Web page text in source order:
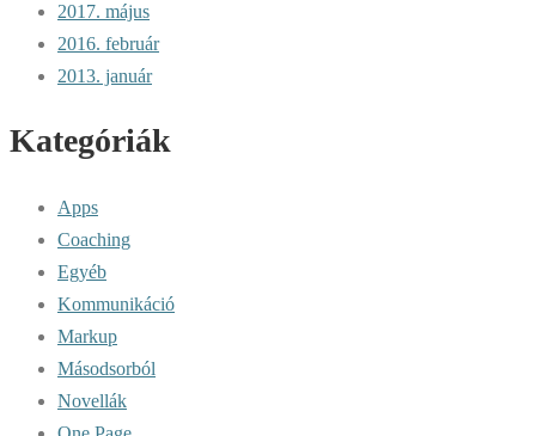
2017. május
2016. február
2013. január
Kategóriák
Apps
Coaching
Egyéb
Kommunikáció
Markup
Másodsorból
Novellák